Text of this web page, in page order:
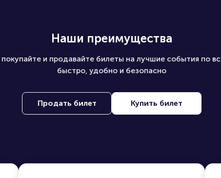
Наши преимущества
и продавайте билеты на лучшие события по
быстро, удобно и безопасно
Продать билет Купить билет